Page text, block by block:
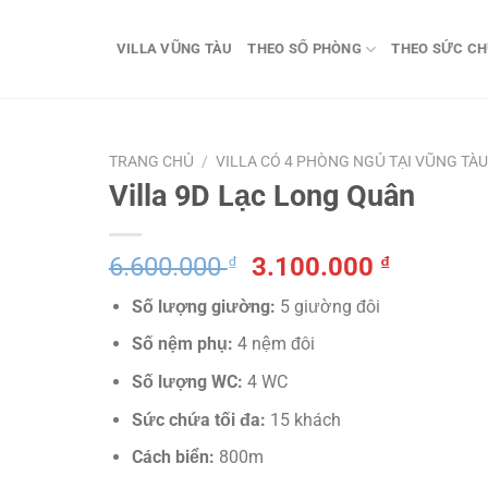
VILLA VŨNG TÀU THEO SỐ PHÒNG THEO SỨC
TRANG CHỦ / VILLA CÓ 4 PHÒNG NGỦ TẠI VŨNG TÀU
Villa 9D Lạc Long Quân
6.600.000₫
Giá
gốc
là:
6.600.000 ₫.
3.100.000 ₫Giá
Số lượng giường: 5 giường đôi
Số nệm phụ: 4 nệm đôi
Số lượng WC: 4 WC
Sức chứa tối đa: 15 khách
Cách biển: 800m